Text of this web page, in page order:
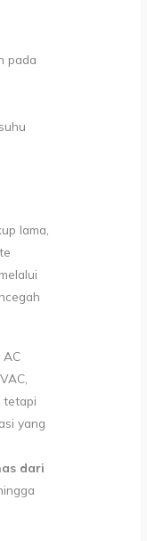
pada
lama,
AC
tetapi
yang
dari